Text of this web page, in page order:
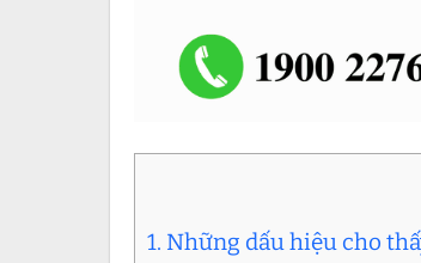
1. Những dấu hiệu cho